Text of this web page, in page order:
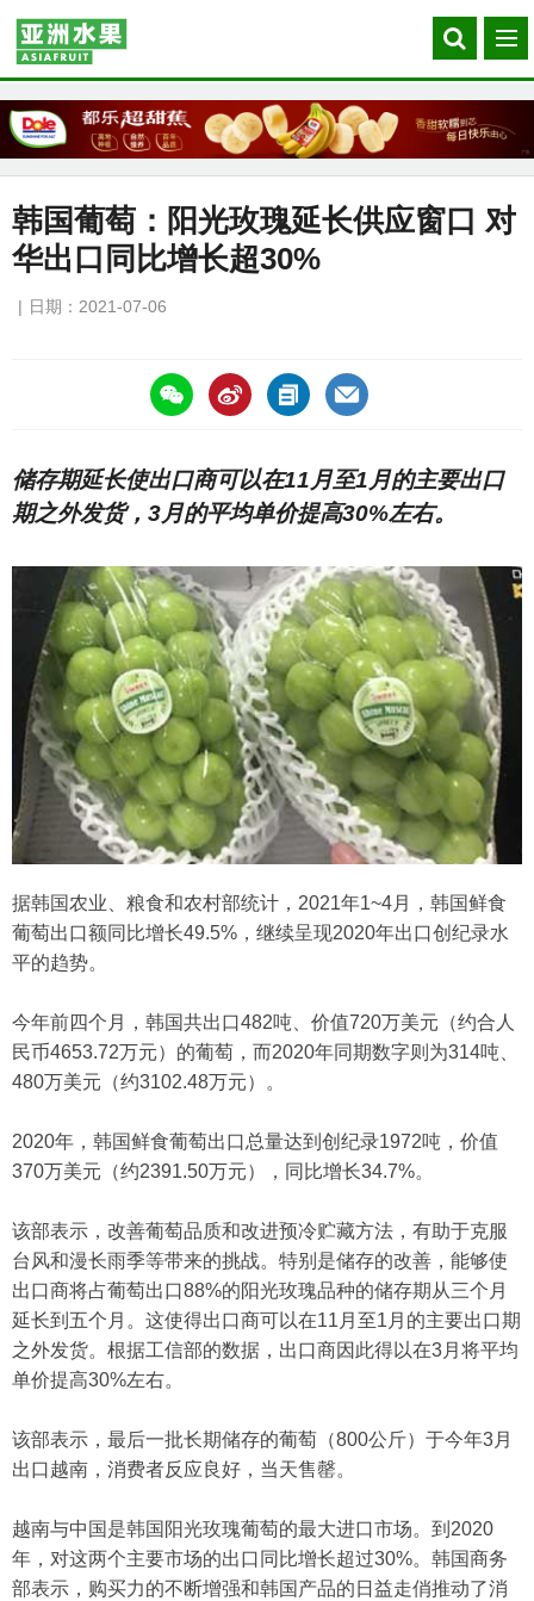
Search
our
菜
单
韩国葡萄：阳光玫瑰延长供应窗口 对
华出口同比增长超30%
日期：2021-07-06
https://asiafruitchina.net/20909.html
储存期延长使出口商可以在11月至1月的主要出口
期之外发货，3月的平均单价提高30%左右。
据韩国农业、粮食和农村部统计，2021年1~4月，韩国鲜食
葡萄出口额同比增长49.5%，继续呈现2020年出口创纪录水
平的趋势。
今年前四个月，韩国共出口482吨、价值720万美元（约合人
民币4653.72万元）的葡萄，而2020年同期数字则为314吨、
480万美元（约3102.48万元）。
2020年，韩国鲜食葡萄出口总量达到创纪录1972吨，价值
370万美元（约2391.50万元），同比增长34.7%。
该部表示，改善葡萄品质和改进预冷贮藏方法，有助于克服
台风和漫长雨季等带来的挑战。特别是储存的改善，能够使
出口商将占葡萄出口88%的阳光玫瑰品种的储存期从三个月
延长到五个月。这使得出口商可以在11月至1月的主要出口期
之外发货。根据工信部的数据，出口商因此得以在3月将平均
单价提高30%左右。
该部表示，最后一批长期储存的葡萄（800公斤）于今年3月
出口越南，消费者反应良好，当天售罄。
越南与中国是韩国阳光玫瑰葡萄的最大进口市场。到2020
年，对这两个主要市场的出口同比增长超过30%。韩国商务
部表示，购买力的不断增强和韩国产品的日益走俏推动了消